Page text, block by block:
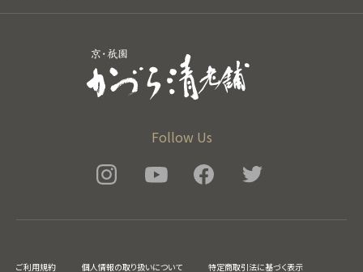
Follow Us
ご利用規約 個人情報の取り扱いについて 特定商取引法に基づく表示